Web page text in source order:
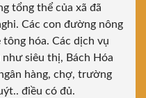
tổng thể của xã đã
Các con đường nông
hóa. Các dịch vụ
siêu thị, Bách Hóa
hàng, chợ, trường
điều có đủ.